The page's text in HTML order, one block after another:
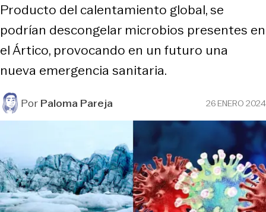
Producto del calentamiento global, se
podrían descongelar microbios presentes en
el Ártico, provocando en un futuro una
nueva emergencia sanitaria.
PorPaloma Pareja 26 ENERO 2024